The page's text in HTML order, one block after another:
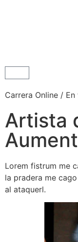
Carrera Online / En
Artista
Lorem fistrum me
la pradera me
al ataquerl.